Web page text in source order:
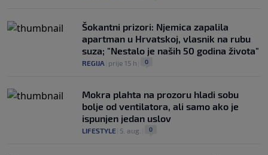
Šokantni prizori: Njemica zapalila
apartman u Hrvatskoj, vlasnik na rubu
suza; "Nestalo je naših 50 godina života"
REGIJA prije 15 h 0
Mokra plahta na prozoru hladi sobu
bolje od ventilatora, ali samo ako je
ispunjen jedan uslov
LIFESTYLE 5. aug. 0